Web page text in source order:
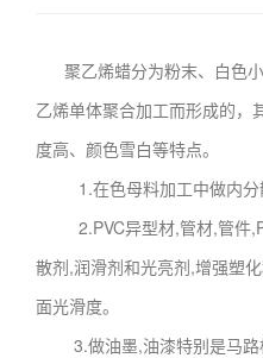
聚乙烯蜡分为粉末、白色
乙烯单体聚合加工而形成的，
度高、颜色雪白等特点。
1.在色母料加工中做内分
2.PVC异型材,管材,管件
散剂,润滑剂和光亮剂,增强塑
面光滑度。
3.做油墨,油漆特别是马路